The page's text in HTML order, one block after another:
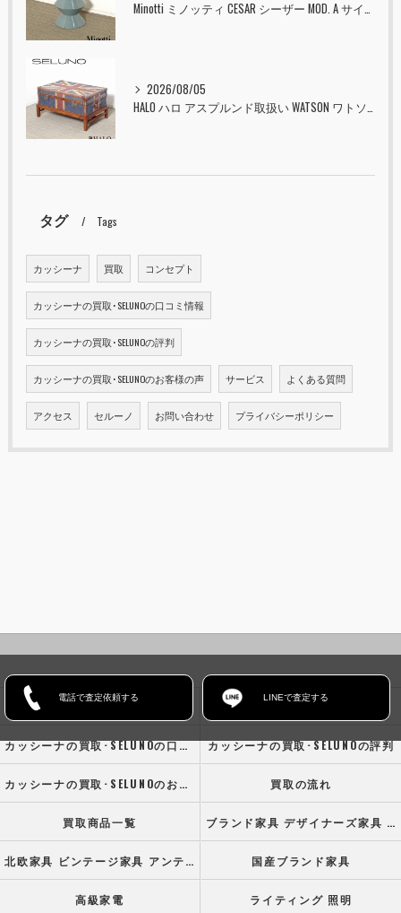
2026/08/05
タグ Tags
カッシーナ 買取 コンセプト
カッシーナの買取･SELUNOの口コミ情報
カッシーナの買取･SELUNOの評判
カッシーナの買取･SELUNOのお客様の声 サービス よくある質問
アクセス セルーノ お問い合わせ プライバシーポリシー
電話で査定依頼する LINEで査定する
ホーム コンセプト
カッシーナの買取･SELUNOの口コミ情報 カッシーナの買取･SELUNOの評判
カッシーナの買取･SELUNOのお客様の声 買取の流れ
買取商品一覧 ブランド家具 デザイナーズ家具 高級オフィス家具
北欧家具 ビンテージ家具 アンティーク家具 国産ブランド家具
高級家電 ライティング 照明